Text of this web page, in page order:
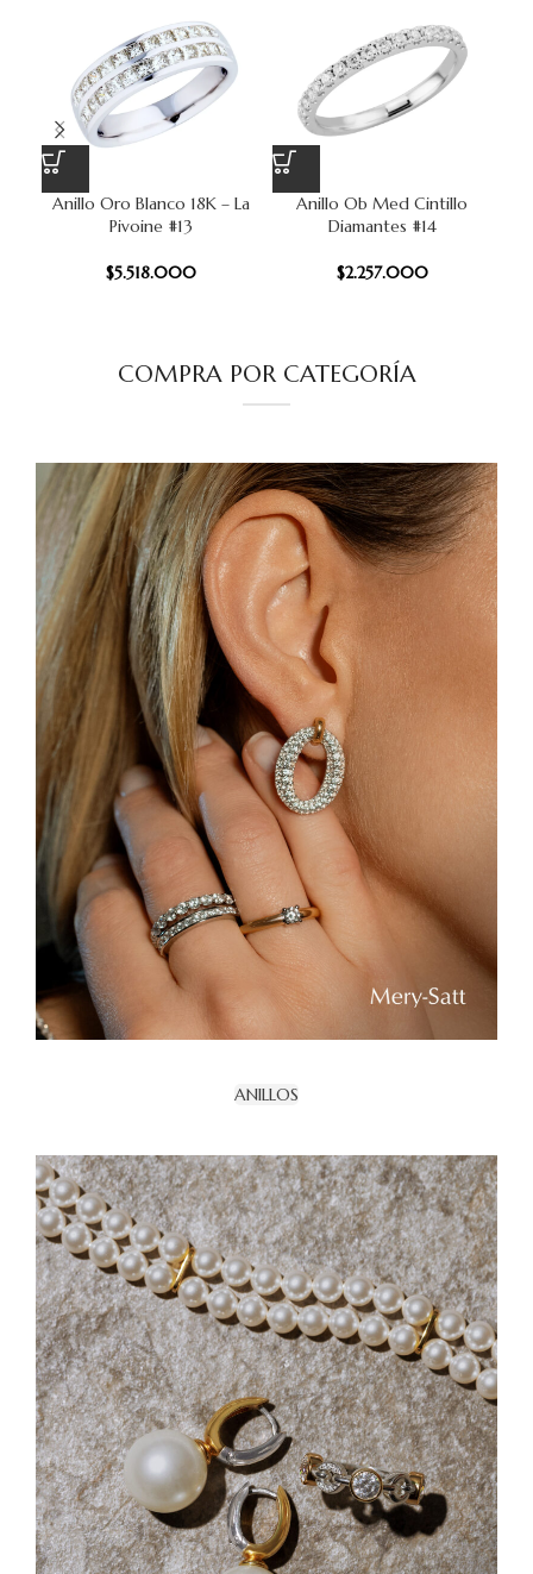
Anillo Oro Blanco 18K – La
Pivoine #13
$5.518.000
Anillo Ob Med Cintillo
Diamantes #14
$2.257.000
COMPRA POR CATEGORÍA
ANILLOS